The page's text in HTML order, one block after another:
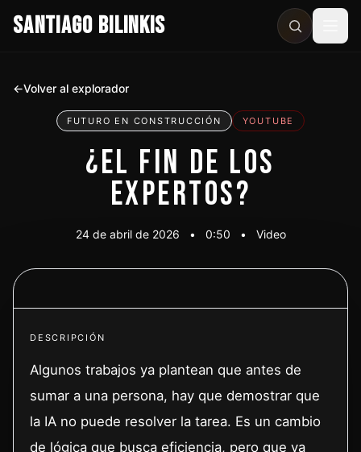
SANTIAGO BILINKIS
←Volver al explorador
FUTURO EN CONSTRUCCIÓN YOUTUBE
¿EL FIN DE LOS
EXPERTOS?
24 de abril de 2026 • 0:50 • Video
DESCRIPCIÓN
Algunos trabajos ya plantean que antes de
sumar a una persona, hay que demostrar que
la IA no puede resolver la tarea. Es un cambio
de lógica que busca eficiencia, pero que ya